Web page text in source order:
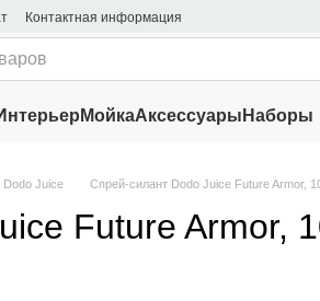
Контактная информация
МойкаАксессуары Наборы
Dodo Juice Спрей-силант Dodo Juice Future Armor,
Future Armor,